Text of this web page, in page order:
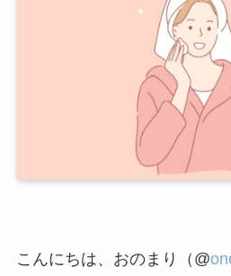
こんにちは、おのまり（@